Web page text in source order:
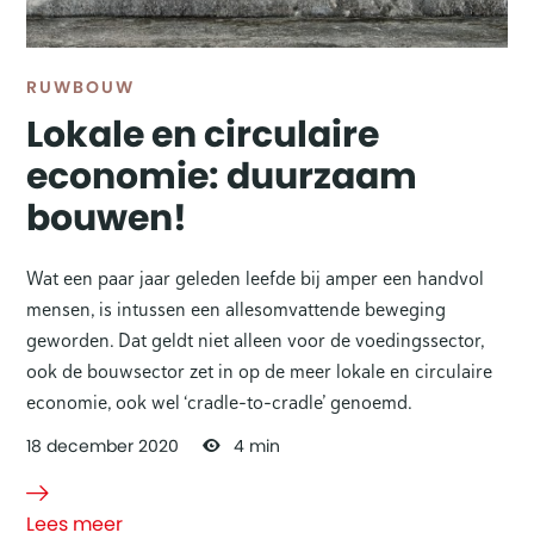
RUWBOUW
Lokale en circulaire
economie: duurzaam
bouwen!
Wat een paar jaar geleden leefde bij amper een handvol
mensen, is intussen een allesomvattende beweging
geworden. Dat geldt niet alleen voor de voedingssector,
ook de bouwsector zet in op de meer lokale en circulaire
economie, ook wel ‘cradle-to-cradle’ genoemd.
18 december 2020 4 min
Lees meer